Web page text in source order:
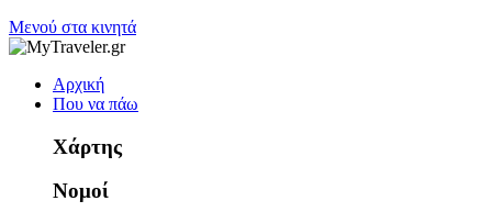
Μενού στα κινητά
Αρχική
Που να πάω
Χάρτης
Νομοί